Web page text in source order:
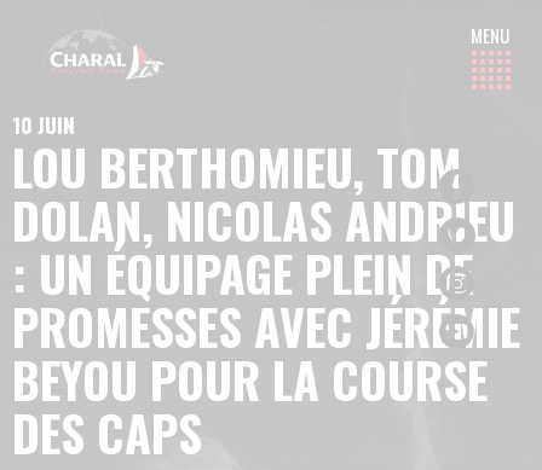
10 JUIN
LOU BERTHOMIEU, TOM
DOLAN, NICOLAS ANDRIEU
: UN ÉQUIPAGE PLEIN DE
PROMESSES AVEC JÉRÉMIE
BEYOU POUR LA COURSE
DES CAPS